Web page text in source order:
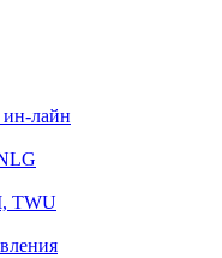
лайн
TWU